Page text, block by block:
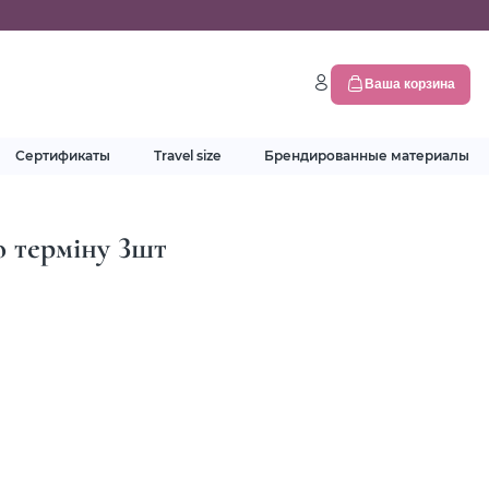
Ваша корзина
Сертификаты Travel size Брендированные материалы
терміну 3шт